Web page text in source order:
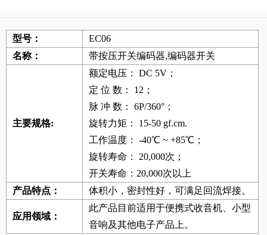
型号：
EC06
名称：
带按压开关编码器,编码器开关
主要规格:
额定电压： DC 5V；
定 位 数： 12；
脉 冲 数： 6P/360°；
旋转力矩： 15-50 gf.cm.
工作温度： -40℃ ~ +85℃；
旋转寿命： 20,000次；
开关寿命：20,000次以上
产品特点：
体积小，密封性好，可满足回流焊接。
应用领域：
此产品目前适用于便携式收音机、小型
音响及其他电子产品上。